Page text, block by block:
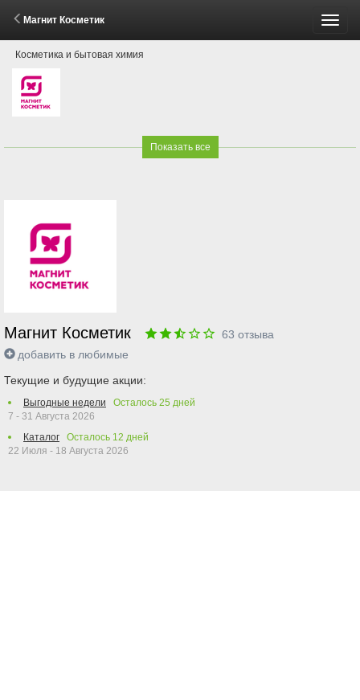
Магнит Косметик
Косметика и бытовая химия
Показать все
Магнит Косметик 63 отзыва
добавить в любимые
Текущие и будущие акции:
Выгодные недели Осталось 25 дней
7 - 31 Августа 2026
Каталог
Осталось 12 дней
22 Июля - 18 Августа 2026